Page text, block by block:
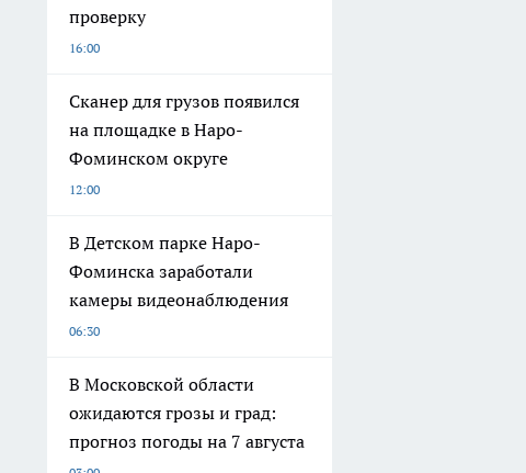
проверку
16:00
Сканер для грузов появился
на площадке в Наро-
Фоминском округе
12:00
В Детском парке Наро-
Фоминска заработали
камеры видеонаблюдения
06:30
В Московской области
ожидаются грозы и град:
прогноз погоды на 7 августа